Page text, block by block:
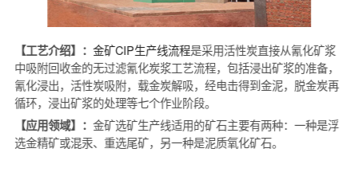
【工艺介绍】： 金矿CIP生产线流程是采用活性炭直接从氰化矿浆
中吸附回收金的无过滤氰化炭浆工艺流程，包括浸出矿浆的准备，
氰化浸出，活性炭吸附，载金炭解吸，经电击得到金泥，脱金炭再
循环，浸出矿浆的处理等七个作业阶段。
【应用领域】： 金矿选矿生产线适用的矿石主要有两种：一种是浮
选金精矿或混汞、重选尾矿，另一种是泥质氧化矿石。